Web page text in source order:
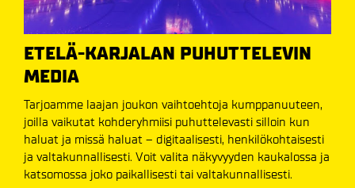
ETELÄ-KARJALAN PUHUTTELEVIN
MEDIA
Tarjoamme laajan joukon vaihtoehtoja kumppanuuteen,
joilla vaikutat kohderyhmiisi puhuttelevasti silloin kun
haluat ja missä haluat – digitaalisesti, henkilökohtaisesti
ja valtakunnallisesti. Voit valita näkyvyyden kaukalossa ja
katsomossa joko paikallisesti tai valtakunnallisesti.